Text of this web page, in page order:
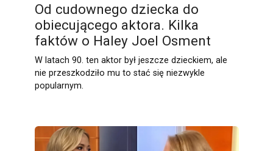
Od cudownego dziecka do
obiecującego aktora. Kilka
faktów o Haley Joel Osment
W latach 90. ten aktor był jeszcze dzieckiem, ale
nie przeszkodziło mu to stać się niezwykle
popularnym.